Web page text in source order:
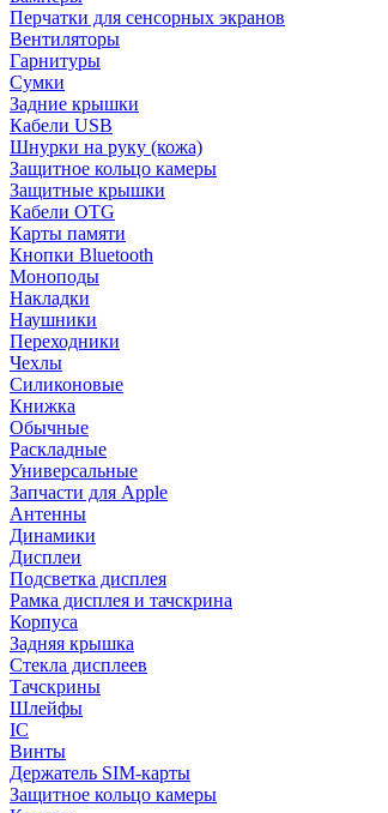
Перчатки для сенсорных экранов
Вентиляторы
Гарнитуры
Сумки
Задние крышки
Кабели USB
Шнурки на руку (кожа)
Защитное кольцо камеры
Защитные крышки
Кабели OTG
Карты памяти
Кнопки Bluetooth
Моноподы
Накладки
Наушники
Переходники
Чехлы
Силиконовые
Книжка
Обычные
Раскладные
Универсальные
Запчасти для Apple
Антенны
Динамики
Дисплеи
Подсветка дисплея
Рамка дисплея и тачскрина
Корпуса
Задняя крышка
Стекла дисплеев
Тачскрины
Шлейфы
IC
Винты
Держатель SIM-карты
Защитное кольцо камеры